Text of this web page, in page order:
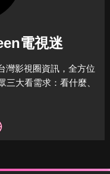
電視迷
灣影視圈資訊，全方位
大看需求：看什麼、